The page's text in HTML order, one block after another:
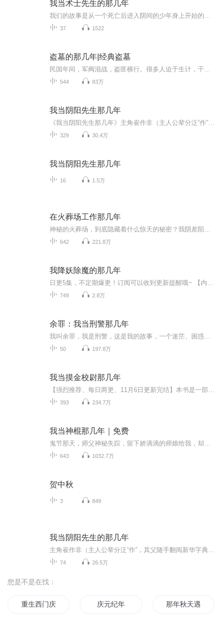
我当术士先生的那几年
37 1522
盗墓的那几年|经典盗墓
544 83万
我当阴阳先生那几年
329 30.4万
我当阴阳先生那几年
16 1.5万
在火葬场工作那几年
642 221.8万
我降妖除魔的那几年
749 2.8万
余罪：我当刑警那几年
50 197.8万
我当摸金校尉那几年
393 234.7万
我当神棍那几年｜免费
643 1032.7万
贺中秋
3 849
我当阴阳先生的那几年
74 26.5万
您是不是在找：
重生西门庆 庆元纪年 那年秋天遇见幸福